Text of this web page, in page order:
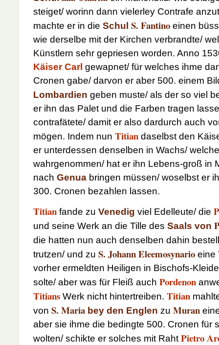
steiget/ worinn dann vielerley Contrafe
machte er in die Schul S. Fantino einen
wie derselbe mit der Kirchen verbrandte/
Künstlern sehr gepriesen worden. Anno
Käiser Carl gewapnet/ für welches ihme
Cronen gabe/ darvon er aber 500. einem
Lombardien geben muste/ als der so viel
er ihn das Palet und die Farben tragen
contrafätete/ damit er also dardurch auch
mögen. Indem nun Titian daselbst den
er unterdessen denselben in Wachs/
wahrgenommen/ hat er ihn Lebens-groß in
nach Genua bringen müssen/ woselbst er
300. Cronen bezahlen lassen.
Titian fande zu Venedig viel Edelleute/ die
und seine Werk an die Tille des Saals von
die hatten nun auch denselben dahin
trutzen/ und zu S. Johann Eleemosynario eine
vorher ermeldten Heiligen in Bischofs-
solte/ aber was für Fleiß auch Pordenon
Titians Werk nicht hintertreiben. Titian
von S. Maria bey den Englen zu Muran
aber sie ihme die bedingte 500. Cronen für
wolten/ schikte er solches mit Raht Pietro